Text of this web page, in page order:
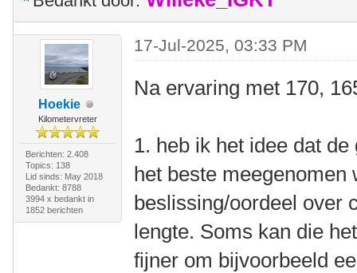
Hoekie
Kilometervreter
Berichten: 2.408
Topics: 138
Lid sinds: May 2018
Bedankt: 8788
3994 x bedankt in
1852 berichten
17-Jul-2025, 03:33 PM
Na ervaring met 170,
1. heb ik het idee dat
het beste meegenomen
beslissing/oordeel over
lengte. Soms kan die
fijner om bijvoorbeeld